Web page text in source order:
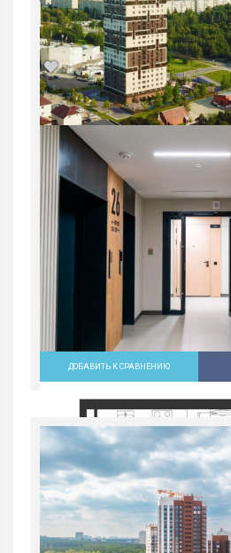
2-комн. квартира в
в ЖК...
Россия, Свердловская
Екатеринбург
9 648 900
ДОБАВИТЬ К СРАВНЕНИЮ